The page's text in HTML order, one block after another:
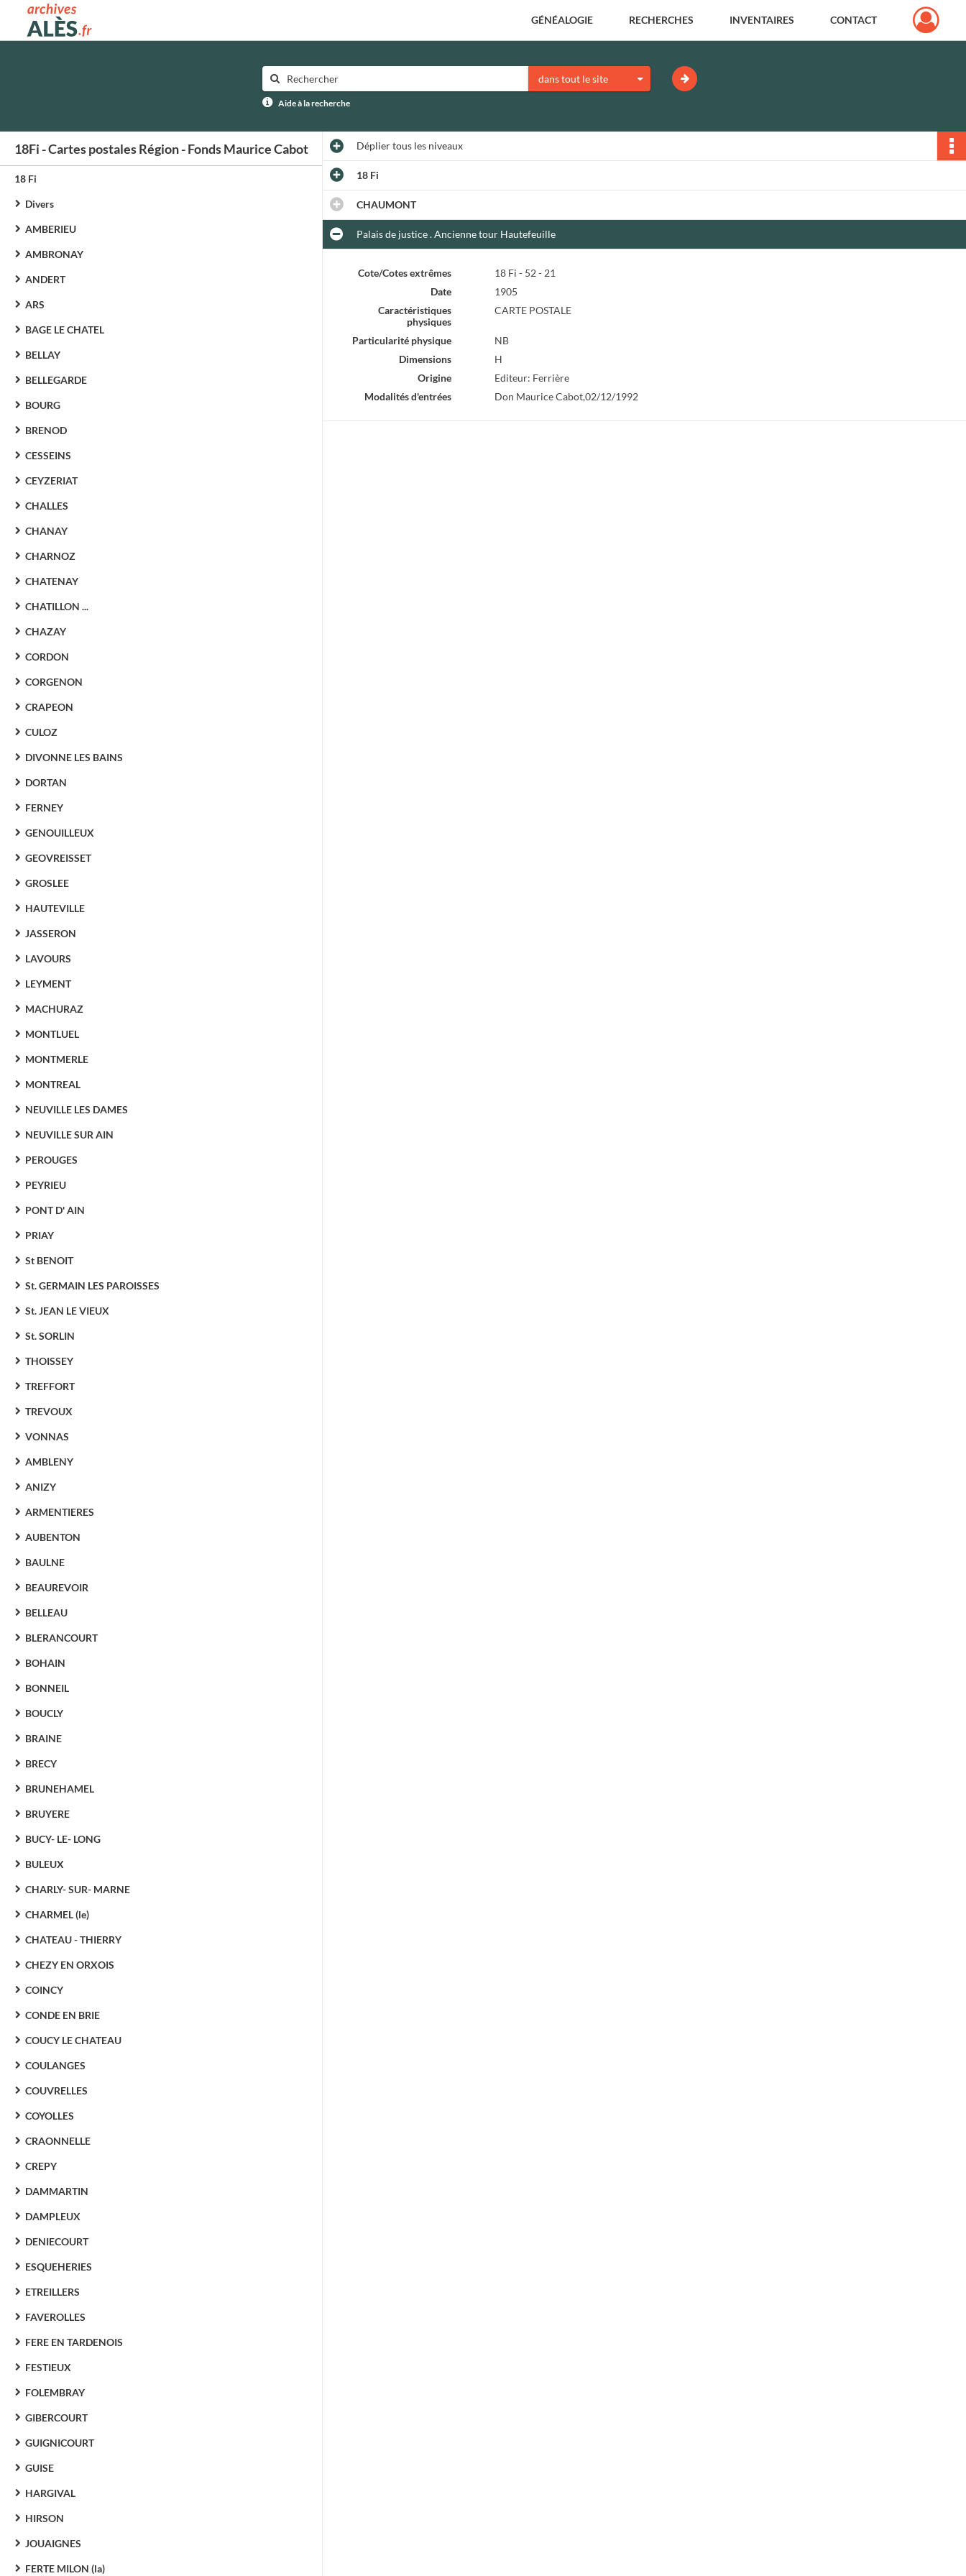
Archives municipales d'Alès GÉNÉALOGIE RECHERCHES INVENTAIRES CONTACT
dans tout le site
Aide à la recherche
18Fi - Cartes postales Région - Fonds Maurice Cabot
18 Fi
Divers
AMBERIEU
AMBRONAY
ANDERT
ARS
BAGE LE CHATEL
BELLAY
BELLEGARDE
BOURG
BRENOD
CESSEINS
CEYZERIAT
CHALLES
CHANAY
CHARNOZ
CHATENAY
CHATILLON ...
CHAZAY
CORDON
CORGENON
CRAPEON
CULOZ
DIVONNE LES BAINS
DORTAN
FERNEY
GENOUILLEUX
GEOVREISSET
GROSLEE
HAUTEVILLE
JASSERON
LAVOURS
LEYMENT
MACHURAZ
MONTLUEL
MONTMERLE
MONTREAL
NEUVILLE LES DAMES
NEUVILLE SUR AIN
PEROUGES
PEYRIEU
PONT D' AIN
PRIAY
St BENOIT
St. GERMAIN LES PAROISSES
St. JEAN LE VIEUX
St. SORLIN
THOISSEY
TREFFORT
TREVOUX
VONNAS
AMBLENY
ANIZY
ARMENTIERES
AUBENTON
BAULNE
BEAUREVOIR
BELLEAU
BLERANCOURT
BOHAIN
BONNEIL
BOUCLY
BRAINE
BRECY
BRUNEHAMEL
BRUYERE
BUCY- LE- LONG
BULEUX
CHARLY- SUR- MARNE
CHARMEL (le)
CHATEAU - THIERRY
CHEZY EN ORXOIS
COINCY
CONDE EN BRIE
COUCY LE CHATEAU
COULANGES
COUVRELLES
COYOLLES
CRAONNELLE
CREPY
DAMMARTIN
DAMPLEUX
DENIECOURT
ESQUEHERIES
ETREILLERS
FAVEROLLES
FERE EN TARDENOIS
FESTIEUX
FOLEMBRAY
GIBERCOURT
GUIGNICOURT
GUISE
HARGIVAL
HIRSON
JOUAIGNES
FERTE MILON (la)
Dépliertous les niveaux
18 Fi
CHAUMONT
Palais de justice . Ancienne tour Hautefeuille
Cote/Cotes extrêmes
18 Fi - 52 - 21
Date
1905
Caractéristiques
physiques
CARTE POSTALE
Particularité physique
NB
Dimensions
H
Origine
Editeur: Ferrière
Modalités d'entrées
Don Maurice Cabot,02/12/1992